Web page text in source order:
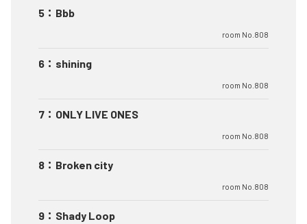
5 ： Bbb
room No.808
6 ： shining
room No.808
7 ： ONLY LIVE ONES
room No.808
8 ： Broken city
room No.808
9 ： Shady Loop